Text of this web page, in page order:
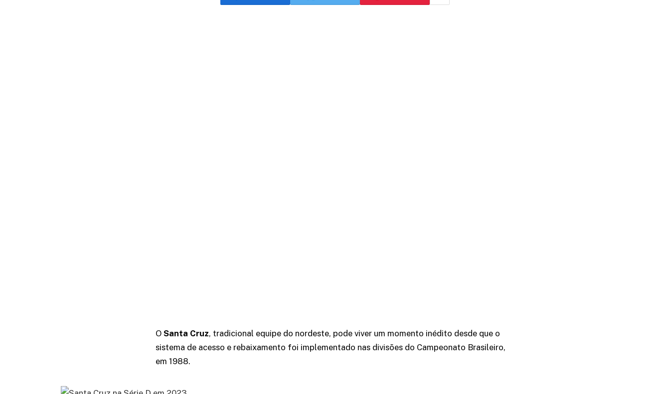
O Santa Cruz, tradicional equipe do nordeste, pode viver um momento inédito desde que o
sistema de acesso e rebaixamento foi implementado nas divisões do Campeonato Brasileiro,
em 1988.